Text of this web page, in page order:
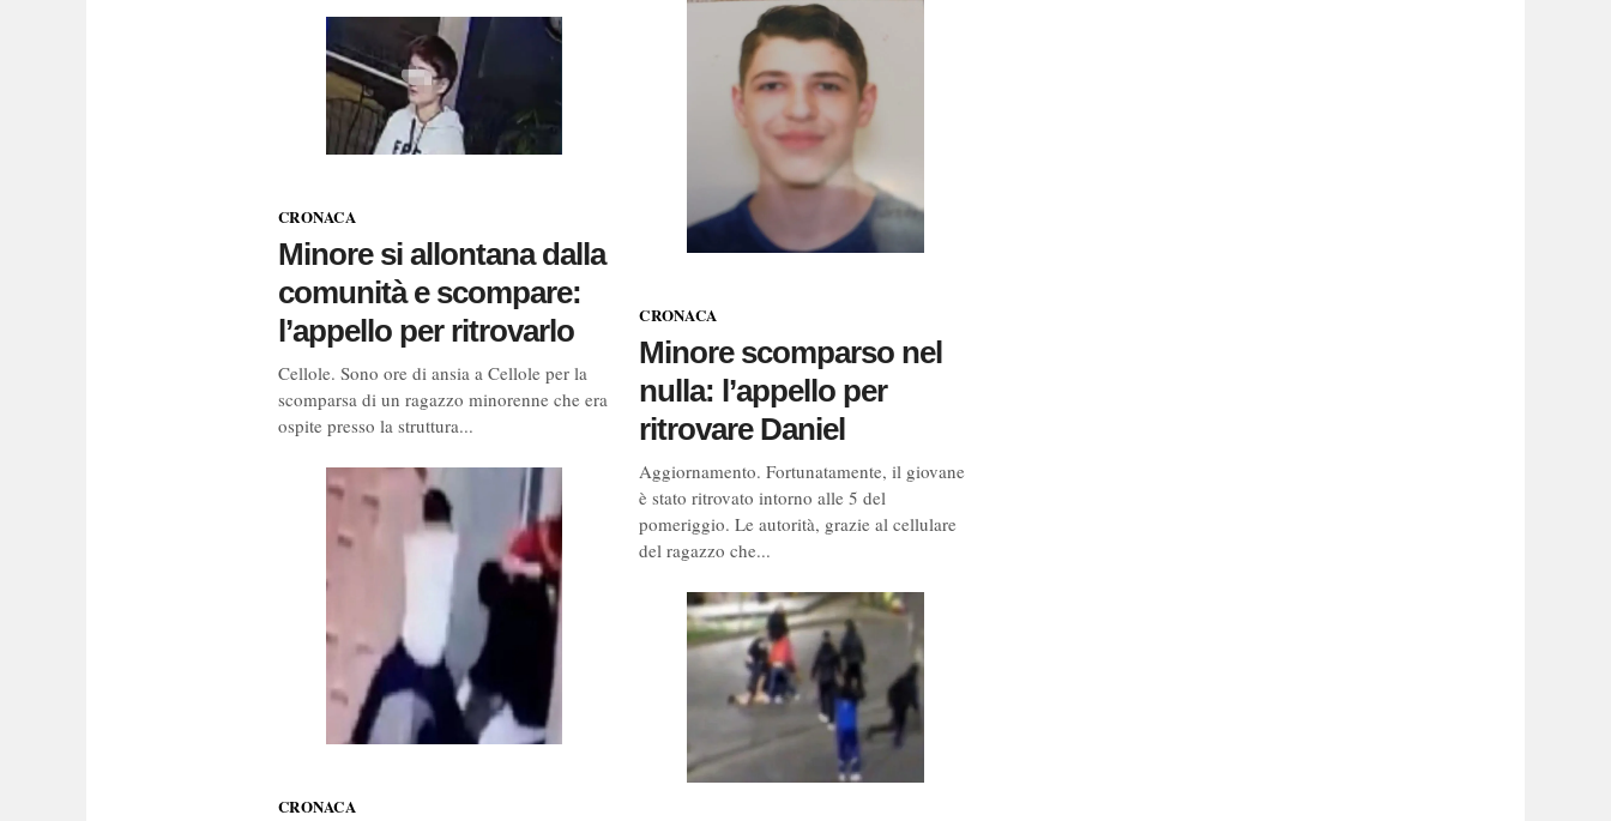
CRONACA
Minore si allontana dalla
comunità e scompare:
l’appello per ritrovarlo
Cellole. Sono ore di ansia a Cellole per la
scomparsa di un ragazzo minorenne che era
ospite presso la struttura...
CRONACA
CRONACA
Minore scomparso nel
nulla: l’appello per
ritrovare Daniel
Aggiornamento. Fortunatamente, il giovane
è stato ritrovato intorno alle 5 del
pomeriggio. Le autorità, grazie al cellulare
del ragazzo che...